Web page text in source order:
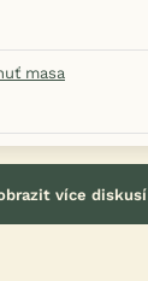
masa
více diskusí